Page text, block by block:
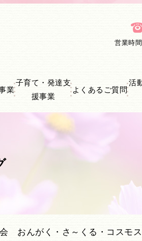
営業時
業
子育て・発達支
援事業
よくあるご質問
活
おんがく・さ～くる・コスモ